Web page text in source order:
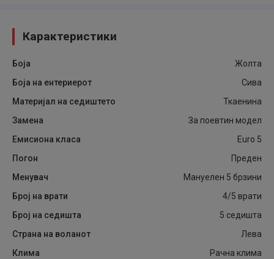
Карактеристики
Боја
Жолта
Боја на ентериерот
Сива
Материјал на седиштето
Ткаенина
Замена
За поевтин модел
Емисиона класа
Euro 5
Погон
Преден
Менувач
Мануелен 5 брзини
Број на врати
4/5 врати
Број на седишта
5 седишта
Страна на воланот
Лева
Клима
Рачна клима